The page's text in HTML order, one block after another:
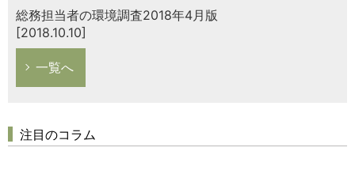
総務担当者の環境調査2018年4月版
[2018.10.10]
一覧へ
注目のコラム